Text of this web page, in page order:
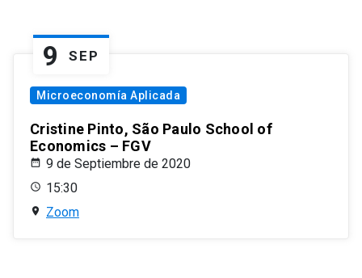
9 SEP
Microeconomía Aplicada
Cristine Pinto, São Paulo School of
Economics – FGV
9 de Septiembre de 2020
15:30
Zoom